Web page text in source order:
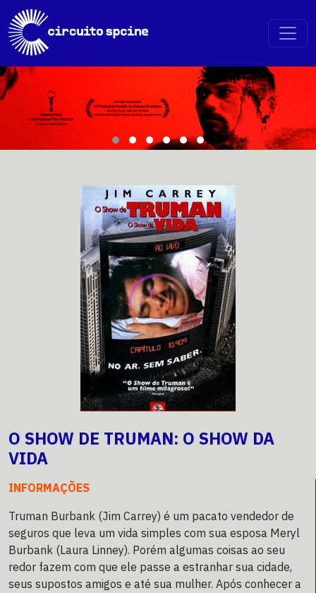
O SHOW DE TRUMAN: O SHOW DA
VIDA
INFORMAÇÕES
Truman Burbank (Jim Carrey) é um pacato vendedor de
seguros que leva um vida simples com sua esposa Meryl
Burbank (Laura Linney). Porém algumas coisas ao seu
redor fazem com que ele passe a estranhar sua cidade,
seus supostos amigos e até sua mulher. Após conhecer a